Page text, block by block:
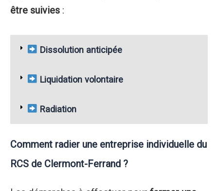
être suivies :
Dissolution anticipée
Liquidation volontaire
Radiation
Comment radier une entreprise individuelle du
RCS de Clermont-Ferrand ?